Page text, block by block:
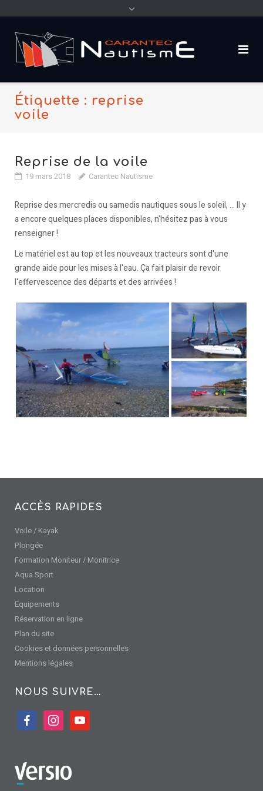
Étiquette : reprise
voile
Reprise de la voile
19 mars 2018 Carantec Nautisme
Reprise des mercredis ou samedis nautiques sous le soleil, ... Il y
a encore quelques places disponibles, n'hésitez pas à vous
renseigner !
Le matériel est au top et les nouveaux tracteurs sont d'une
grande aide pour les mises à l'eau. Ça fait plaisir de revoir
l'effervescence des départs et des arrivées !
ACCÈS RAPIDES
Voile / Kayak
Plongée
Formation Moniteur / Monitrice
Aqua Sport
Location
Equipements
Réservation en ligne
Plan du site
Cookies et données personnelles
Mentions légales
NOUS SUIVRE…
facebookinstagramyoutube